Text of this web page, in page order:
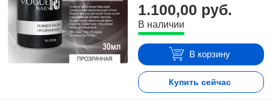
1.100,00 руб.
В наличии
В корзину
Купить сейчас